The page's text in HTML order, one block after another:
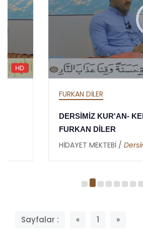
FURKAN DİLER
DERSİMİZ KUR'AN- KERİM -
FURKAN DİLER
HİDAYET MEKTEBİ /Dersimiz Kuran-ı
Sayfalar : « 1 »